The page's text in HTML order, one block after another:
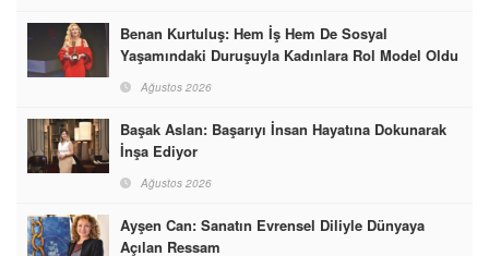
Benan Kurtuluş: Hem İş Hem De Sosyal
Yaşamındaki Duruşuyla Kadınlara Rol Model Oldu
Ağustos 2026
Başak Aslan: Başarıyı İnsan Hayatına Dokunarak
İnşa Ediyor
Ağustos 2026
Ayşen Can: Sanatın Evrensel Diliyle Dünyaya
Açılan Ressam